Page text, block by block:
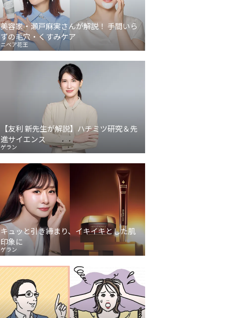
美容家・瀬戸麻実さんが解説！ 手間いら
ずの毛穴・くすみケア
ニベア花王
【友利 新先生が解説】ハチミツ研究＆先
進サイエンス
ゲラン
キュッと引き締まり、イキイキとした肌
印象に
ゲラン